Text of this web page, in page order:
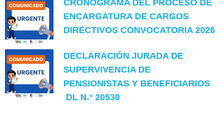
CRONOGRAMA DEL PROCESO DE
ENCARGATURA DE CARGOS
DIRECTIVOS CONVOCATORIA 2026
DECLARACIÓN JURADA DE
SUPERVIVENCIA DE
PENSIONISTAS Y BENEFICIARIOS
DL N.° 20530